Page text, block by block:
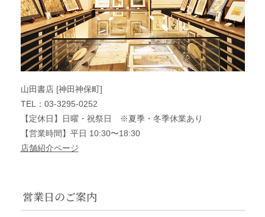
山田書店 [神田神保町]
TEL：03-3295-0252
【定休日】日曜・祝祭日 ※夏季・冬季休業あり
【営業時間】平日 10:30〜18:30
店舗紹介ページ
営業日のご案内